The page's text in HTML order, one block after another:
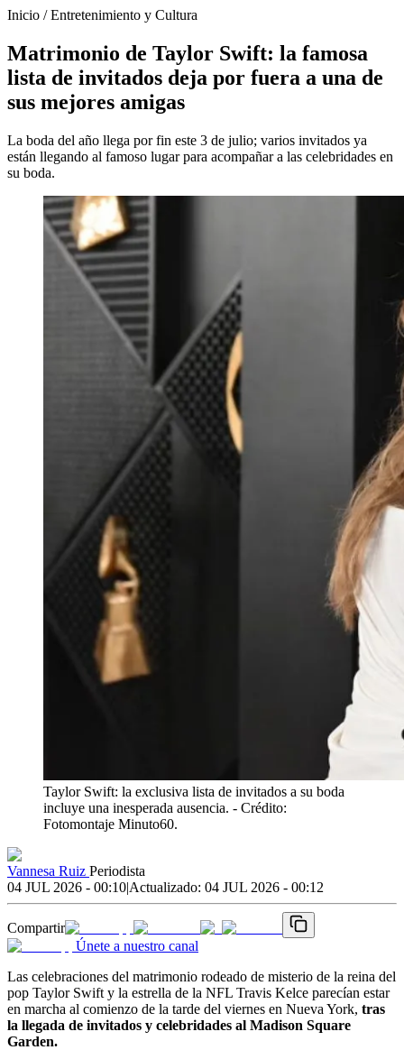
Inicio /Entretenimiento y Cultura
Matrimonio de Taylor Swift: la famosa
lista de invitados deja por fuera a una de
sus mejores amigas
La boda del año llega por fin este 3 de julio; varios invitados ya
están llegando al famoso lugar para acompañar a las celebridades en
su boda.
Taylor Swift: la exclusiva lista de invitados a su boda
incluye una inesperada ausencia. - Crédito:
Fotomontaje Minuto60.
Vannesa Ruiz Periodista
04 JUL 2026 - 00:10|Actualizado: 04 JUL 2026 - 00:12
Compartir
Únete a nuestro canal
Las celebraciones del matrimonio rodeado de misterio de la reina del
pop Taylor Swift y la estrella de la NFL Travis Kelce parecían estar
en marcha al comienzo de la tarde del viernes en Nueva York, tras
la llegada de invitados y celebridades al Madison Square
Garden.